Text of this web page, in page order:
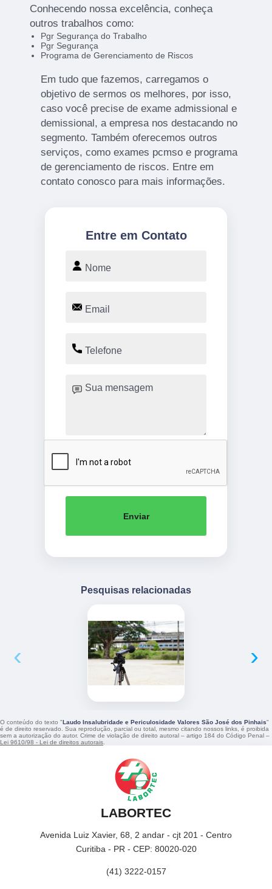
Conhecendo nossa excelência, conheça
outros trabalhos como:
Pgr Segurança do Trabalho
Pgr Segurança
Programa de Gerenciamento de Riscos
Em tudo que fazemos, carregamos o
objetivo de sermos os melhores, por isso,
caso você precise de exame admissional e
demissional, a empresa nos destacando no
segmento. Também oferecemos outros
serviços, como exames pcmso e programa
de gerenciamento de riscos. Entre em
contato conosco para mais informações.
Entre em Contato
Enviar
Pesquisas relacionadas
‹ ›
O conteúdo do texto "Laudo Insalubridade e Periculosidade Valores São José dos Pinhais"
é de direito reservado. Sua reprodução, parcial ou total, mesmo citando nossos links, é proibida
sem a autorização do autor. Crime de violação de direito autoral – artigo 184 do Código Penal –
Lei 9610/98 - Lei de direitos autorais
LABORTEC
Avenida Luiz Xavier, 68, 2 andar - cjt 201 - Centro
Curitiba - PR - CEP: 80020-020
(41) 3222-0157